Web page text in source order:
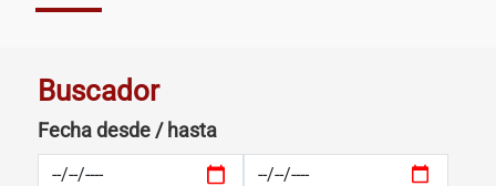
Buscador
Fecha desde / hasta